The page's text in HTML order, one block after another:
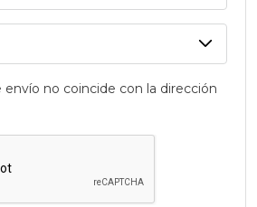
envío no coincide con la dirección